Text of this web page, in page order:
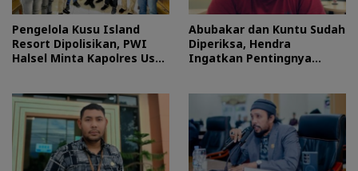
Pengelola Kusu Island
Resort Dipolisikan, PWI
Halsel Minta Kapolres Usut
Abubakar dan Kuntu Sudah
Diperiksa, Hendra
Ingatkan Pentingnya